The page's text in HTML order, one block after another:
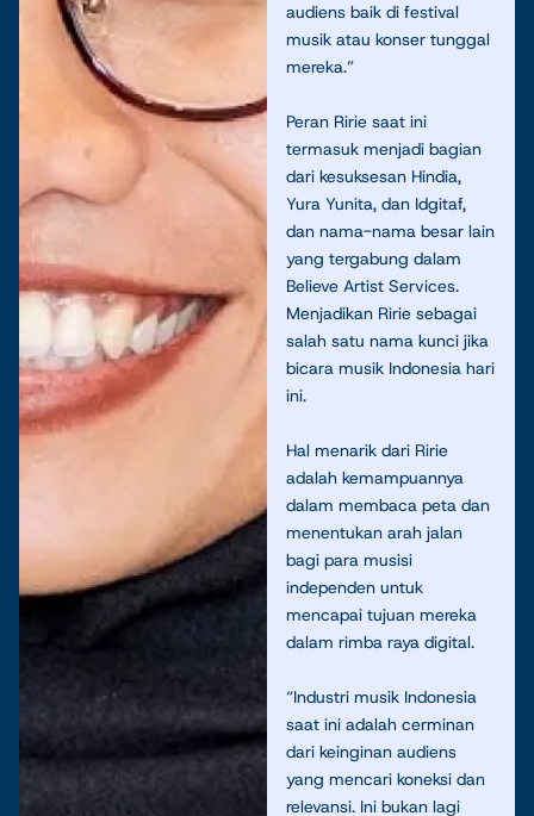
audiens baik di festival
musik atau konser tunggal
mereka.”
Peran Ririe saat ini
termasuk menjadi bagian
dari kesuksesan Hindia,
Yura Yunita, dan Idgitaf,
dan nama-nama besar lain
yang tergabung dalam
Believe Artist Services.
Menjadikan Ririe sebagai
salah satu nama kunci jika
bicara musik Indonesia hari
ini.
Hal menarik dari Ririe
adalah kemampuannya
dalam membaca peta dan
menentukan arah jalan
bagi para musisi
independen untuk
mencapai tujuan mereka
dalam rimba raya digital.
“Industri musik Indonesia
saat ini adalah cerminan
dari keinginan audiens
yang mencari koneksi dan
relevansi. Ini bukan lagi